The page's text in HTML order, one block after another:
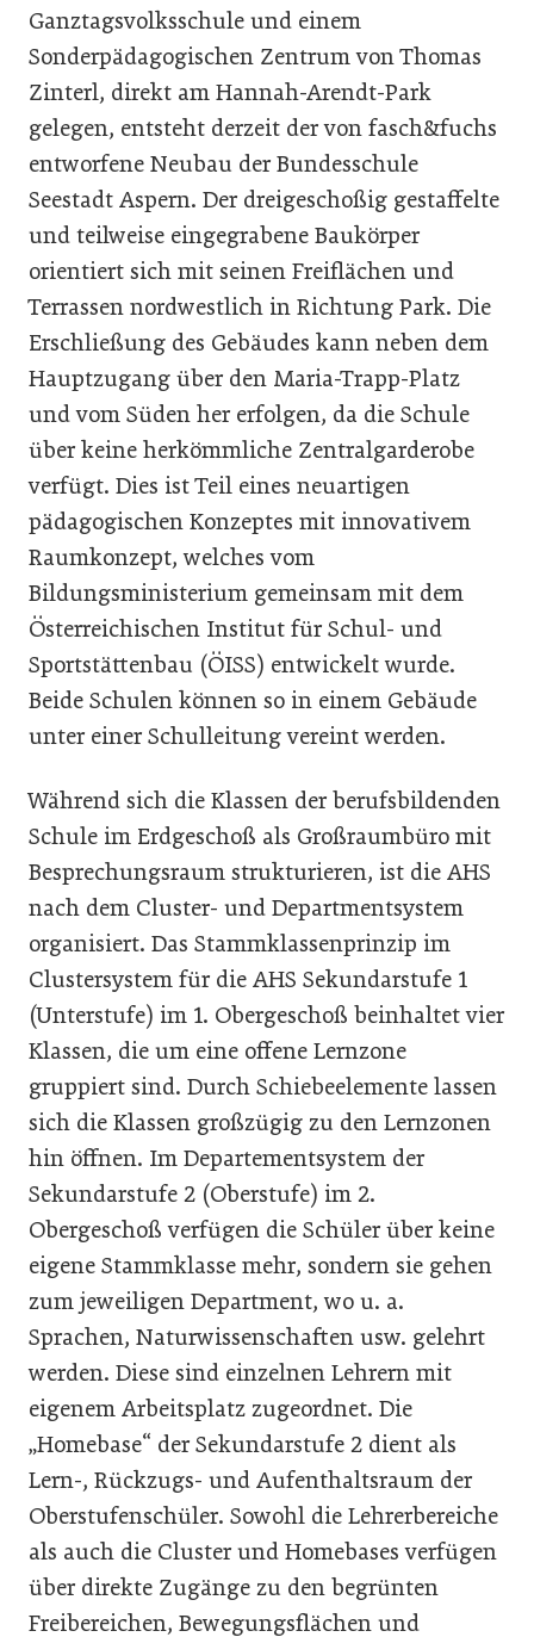
Ganztagsvolksschule und einem
Sonderpädagogischen Zentrum von Thomas
Zinterl, direkt am Hannah-Arendt-Park
gelegen, entsteht derzeit der von fasch&fuchs
entworfene Neubau der Bundesschule
Seestadt Aspern. Der dreigeschoßig gestaffelte
und teilweise eingegrabene Baukörper
orientiert sich mit seinen Freiflächen und
Terrassen nordwestlich in Richtung Park. Die
Erschließung des Gebäudes kann neben dem
Hauptzugang über den Maria-Trapp-Platz
und vom Süden her erfolgen, da die Schule
über keine herkömmliche Zentralgarderobe
verfügt. Dies ist Teil eines neuartigen
pädagogischen Konzeptes mit innovativem
Raumkonzept, welches vom
Bildungsministerium gemeinsam mit dem
Österreichischen Institut für Schul- und
Sportstättenbau (ÖISS) entwickelt wurde.
Beide Schulen können so in einem Gebäude
unter einer Schulleitung vereint werden.
Während sich die Klassen der berufsbildenden
Schule im Erdgeschoß als Großraumbüro mit
Besprechungsraum strukturieren, ist die AHS
nach dem Cluster- und Departmentsystem
organisiert. Das Stammklassenprinzip im
Clustersystem für die AHS Sekundarstufe 1
(Unterstufe) im 1. Obergeschoß beinhaltet vier
Klassen, die um eine offene Lernzone
gruppiert sind. Durch Schiebeelemente lassen
sich die Klassen großzügig zu den Lernzonen
hin öffnen. Im Departementsystem der
Sekundarstufe 2 (Oberstufe) im 2.
Obergeschoß verfügen die Schüler über keine
eigene Stammklasse mehr, sondern sie gehen
zum jeweiligen Department, wo u. a.
Sprachen, Naturwissenschaften usw. gelehrt
werden. Diese sind einzelnen Lehrern mit
eigenem Arbeitsplatz zugeordnet. Die
„Homebase“ der Sekundarstufe 2 dient als
Lern-, Rückzugs- und Aufenthaltsraum der
Oberstufenschüler. Sowohl die Lehrerbereiche
als auch die Cluster und Homebases verfügen
über direkte Zugänge zu den begrünten
Freibereichen, Bewegungsflächen und